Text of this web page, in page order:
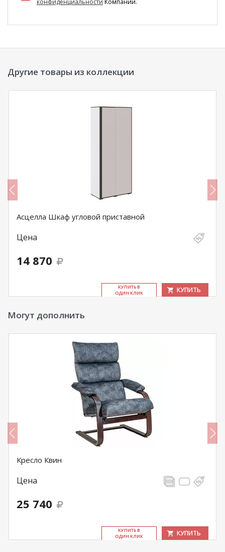
конфиденциальности Компании.
Другие товары из коллекции
Асцелла Шкаф угловой приставной
Цена
14 870
КУ­ПИТЬ В
ОДИН КЛИК
КУПИТЬ
Могут дополнить
Кресло Квин
Цена
25 740
КУ­ПИТЬ В
ОДИН КЛИК
КУПИТЬ